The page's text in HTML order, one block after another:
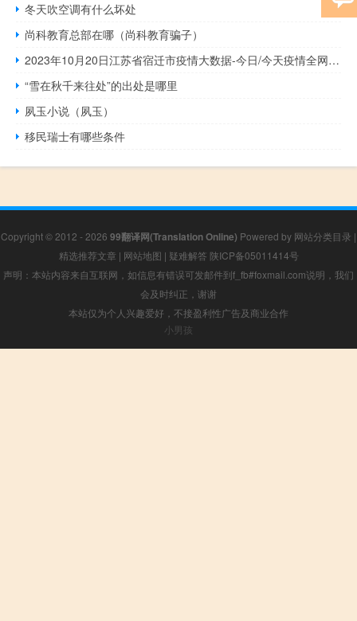
冬天吹空调有什么坏处
尚科教育总部在哪（尚科教育骗子）
2023年10月20日江苏省宿迁市疫情大数据-今日/今天疫情全网搜索最新实时消息动态情况通知播报
“雪在秋千来往处”的出处是哪里
夙玉小说（夙玉）
移民瑞士有哪些条件
Copyright © 2012 - 2026 99翻译网(Translation Online) Powered by 网站分类目录 |
精选推荐文章 | 网站地图 | 疑难解答 陕ICP备05011414号
声明：本站内容来自互联网，如信息有错误可发邮件到f_fb#foxmail.com说明，我们
会及时纠正，谢谢
本站仅为个人兴趣爱好，不接盈利性广告及商业合作
小男孩